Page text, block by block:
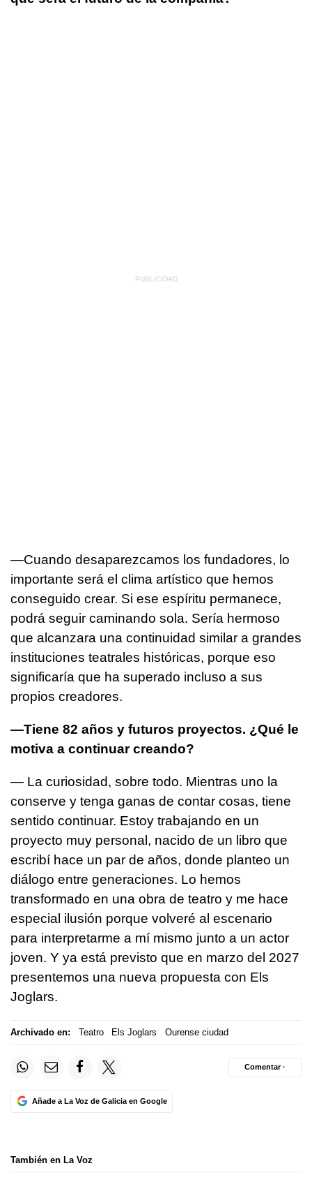
—Cuando desaparezcamos los fundadores, lo
importante será el clima artístico que hemos
conseguido crear. Si ese espíritu permanece,
podrá seguir caminando sola. Sería hermoso
que alcanzara una continuidad similar a grandes
instituciones teatrales históricas, porque eso
significaría que ha superado incluso a sus
propios creadores.
—Tiene 82 años y futuros proyectos. ¿Qué le
motiva a continuar creando?
— La curiosidad, sobre todo. Mientras uno la
conserve y tenga ganas de contar cosas, tiene
sentido continuar. Estoy trabajando en un
proyecto muy personal, nacido de un libro que
escribí hace un par de años, donde planteo un
diálogo entre generaciones. Lo hemos
transformado en una obra de teatro y me hace
especial ilusión porque volveré al escenario
para interpretarme a mí mismo junto a un actor
joven. Y ya está previsto que en marzo del 2027
presentemos una nueva propuesta con Els
Joglars.
Archivado en: Teatro Els Joglars Ourense ciudad
Añade a La Voz de Galicia en Google
Comentar ·
También en La Voz